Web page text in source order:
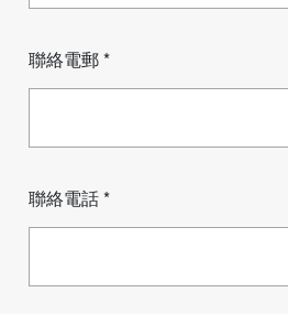
聯絡電郵 *
聯絡電話 *